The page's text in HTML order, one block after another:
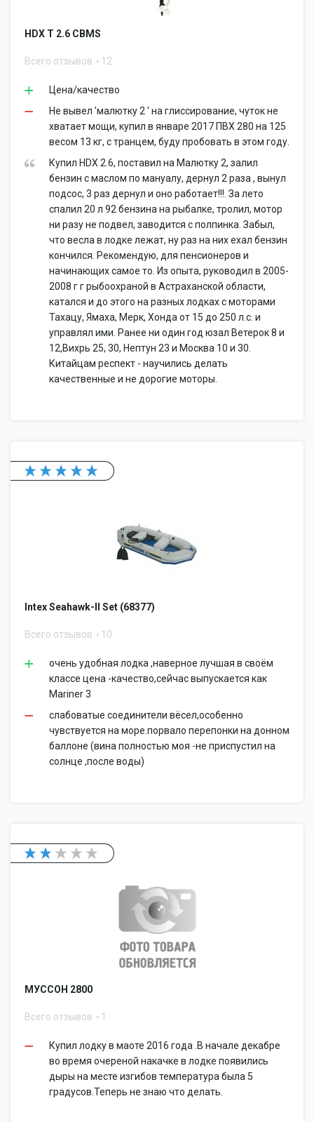
HDX T 2.6 CBMS
Всего отзывов 12
Цена/качество
Не вывел 'малютку 2 ' на глиссирование, чуток не
хватает мощи, купил в январе 2017 ПВХ 280 на 125
весом 13 кг, с транцем, буду пробовать в этом году.
Купил HDX 2.6, поставил на Малютку 2, залил
бензин с маслом по мануалу, дернул 2 раза , вынул
подсос, 3 раз дернул и оно работает!!!. За лето
спалил 20 л 92 бензина на рыбалке, тролил, мотор
ни разу не подвел, заводится с полпинка. Забыл,
что весла в лодке лежат, ну раз на них ехал бензин
кончился. Рекомендую, для пенсионеров и
начинающих самое то. Из опыта, руководил в 2005-
2008 г г рыбоохраной в Астраханской области,
катался и до этого на разных лодках с моторами
Тахацу, Ямаха, Мерк, Хонда от 15 до 250 л.с. и
управлял ими. Ранее ни один год юзал Ветерок 8 и
12,Вихрь 25, 30, Нептун 23 и Москва 10 и 30.
Китайцам респект - научились делать
качественные и не дорогие моторы.
Intex Seahawk-II Set (68377)
Всего отзывов 10
очень удобная лодка ,наверное лучшая в своём
классе цена -качество,сейчас выпускается как
Mariner 3
слабоватые соединители вёсел,особенно
чувствуется на море.порвало перепонки на донном
баллоне (вина полностью моя -не приспустил на
солнце ,после воды)
МУССОН 2800
Всего отзывов 1
Купил лодку в маоте 2016 года .В начале декабре
во время очереной накачке в лодке появились
дыры на месте изгибов температура была 5
градусов.Теперь не знаю что делать.